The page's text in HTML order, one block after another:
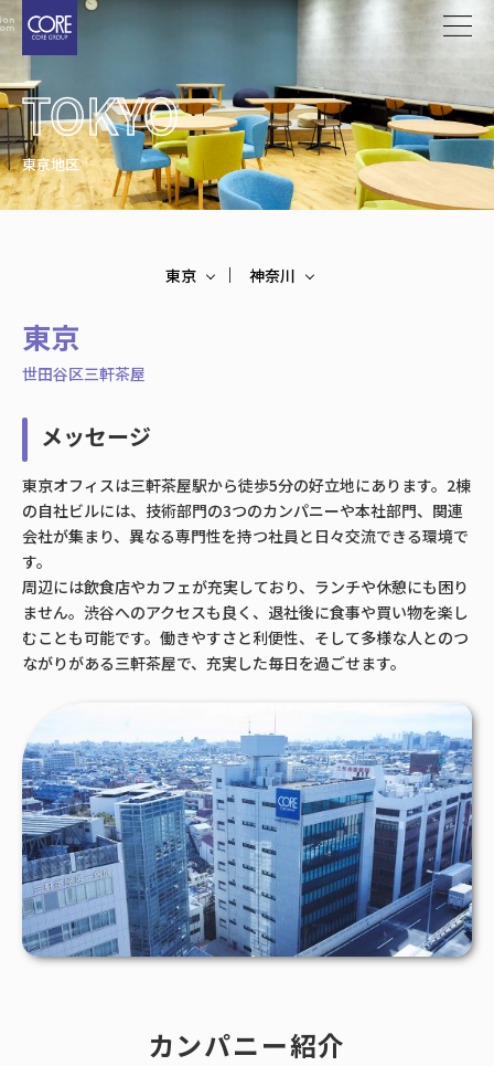
メ
イ
ン
コ
ン
テ
ン
ツ
TOKYO
東京地区
東京 神奈川
東京
世田谷区三軒茶屋
メッセージ
東京オフィスは三軒茶屋駅から徒歩5分の好立地にあります。2棟
の自社ビルには、技術部門の3つのカンパニーや本社部門、関連
会社が集まり、異なる専門性を持つ社員と日々交流できる環境で
す。
周辺には飲食店やカフェが充実しており、ランチや休憩にも困り
ません。渋谷へのアクセスも良く、退社後に食事や買い物を楽し
むことも可能です。働きやすさと利便性、そして多様な人とのつ
ながりがある三軒茶屋で、充実した毎日を過ごせます。
カンパニー紹介